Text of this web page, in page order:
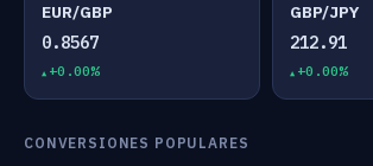
EUR/GBP
0.8567
+0.00%
GBP/JPY
212.91
+0.00%
CONVERSIONES POPULARES